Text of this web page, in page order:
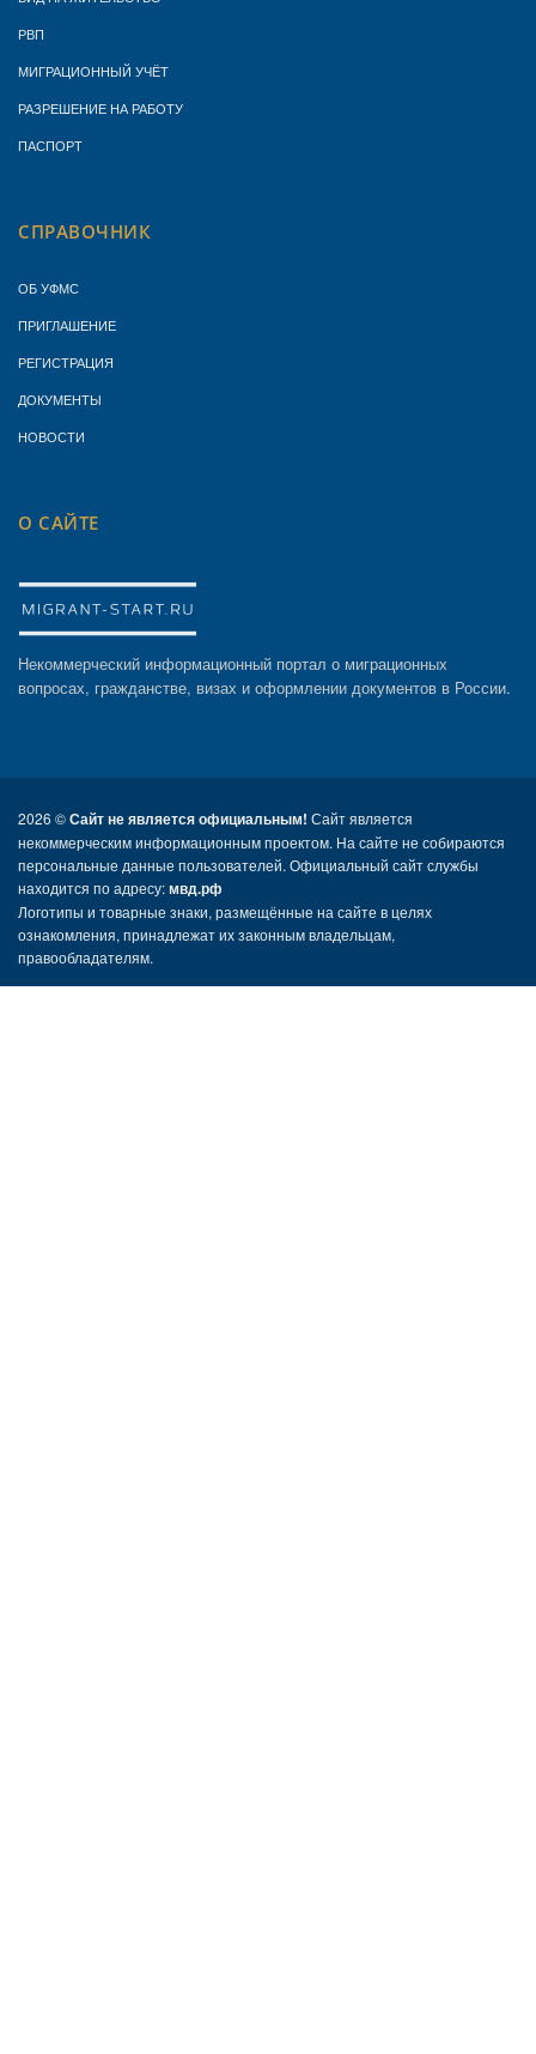
РВП
МИГРАЦИОННЫЙ УЧЁТ
РАЗРЕШЕНИЕ НА РАБОТУ
ПАСПОРТ
СПРАВОЧНИК
ОБ УФМС
ПРИГЛАШЕНИЕ
РЕГИСТРАЦИЯ
ДОКУМЕНТЫ
НОВОСТИ
О САЙТЕ
Некоммерческий информационный портал о миграционных
вопросах, гражданстве, визах и оформлении документов в России.
2026 ©Сайт не является официальным! Сайт является
некоммерческим информационным проектом. На сайте не собираются
персональные данные пользователей. Официальный сайт службы
находится по адресу:мвд.рф
Логотипы и товарные знаки, размещённые на сайте в целях
ознакомления, принадлежат их законным владельцам,
правообладателям.